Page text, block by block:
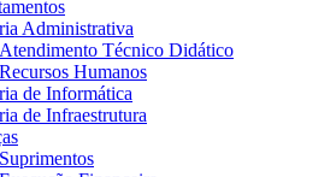
Administrativa
Atendimento Técnico Didático
Recursos Humanos
de Informática
de Infraestrutura
Suprimentos